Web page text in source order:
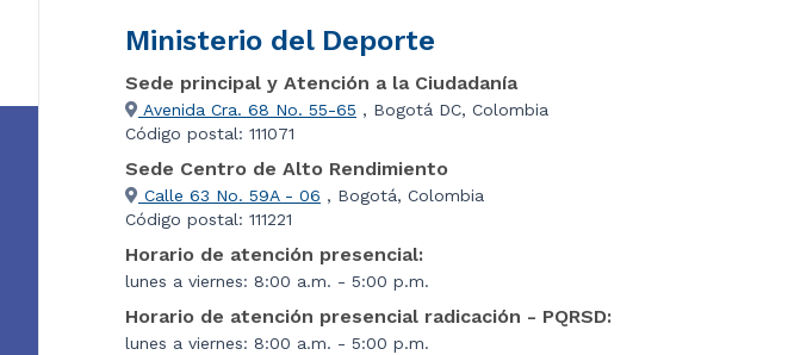
Ministerio del Deporte
Sede principal y Atención a la Ciudadanía
Avenida Cra. 68 No. 55-65 , Bogotá DC, Colombia
Código postal: 111071
Sede Centro de Alto Rendimiento
Calle 63 No. 59A - 06 , Bogotá, Colombia
Código postal: 111221
Horario de atención presencial:
lunes a viernes: 8:00 a.m. - 5:00 p.m.
Horario de atención presencial radicación - PQRSD:
lunes a viernes: 8:00 a.m. - 5:00 p.m.